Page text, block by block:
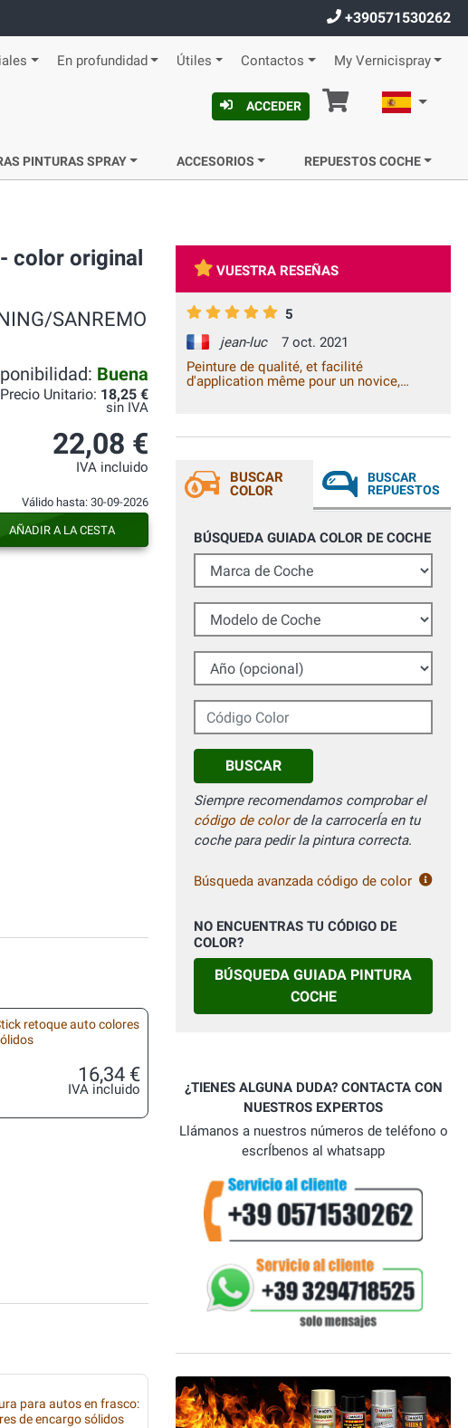
+390571530262
En profundidad Útiles Contactos My Vernicispray
ACCEDER Cesta Español
PINTURAS SPRAY ACCESORIOS REPUESTOS COCHE
color original
SANREMO
Buena
Precio Unitario: 18,25 €
sin IVA
22,08 €
IVA incluido
Válido hasta: 30-09-2026
AÑADIR A LA CESTA
retoque auto colores
16,34 €
IVA incluido
para autos en frasco:
de encargo sólidos
VUESTRA RESEÑAS
5
jean-luc
7 oct. 2021
Peinture de qualité, et facilité
d'application même pour un novice,
BUSCAR
COLOR
BUSCAR
REPUESTOS
BÚSQUEDA GUIADA COLOR DE COCHE
Marca de Coche
Modelo de Coche
Año (opcional)
Código Color
BUSCAR
Siempre recomendamos comprobar el
código de colorde la carrocerÍa en tu
coche para pedir la pintura correcta.
Búsqueda avanzada código de color
NO ENCUENTRAS TU CÓDIGO DE
COLOR?
BÚSQUEDA GUIADA PINTURA
COCHE
¿TIENES ALGUNA DUDA? CONTACTA CON
NUESTROS EXPERTOS
Llámanos a nuestros números de teléfono o
escrÍbenos al whatsapp